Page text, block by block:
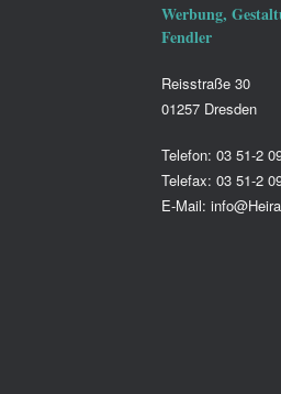
Werbung,
Fendler
Reisstraße 30
01257 Dresden
Telefon: 03 51-2
Telefax: 03 51-2
E-Mail: